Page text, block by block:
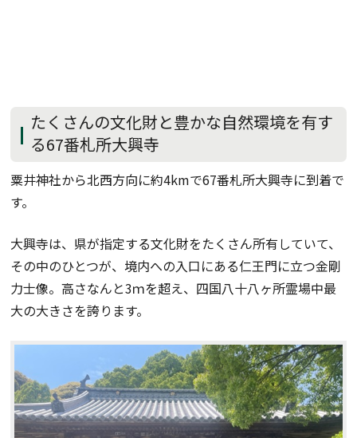
たくさんの文化財と豊かな自然環境を有す
る67番札所大興寺
粟井神社から北西方向に約4kmで67番札所大興寺に到着で
す。
大興寺は、県が指定する文化財をたくさん所有していて、
その中のひとつが、境内への入口にある仁王門に立つ金剛
力士像。高さなんと3ｍを超え、四国八十八ヶ所霊場中最
大の大きさを誇ります。